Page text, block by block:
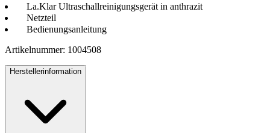
La.Klar Ultraschallreinigungsgerät in anthrazit
Netzteil
Bedienungsanleitung
Artikelnummer: 1004508
Herstellerinformation